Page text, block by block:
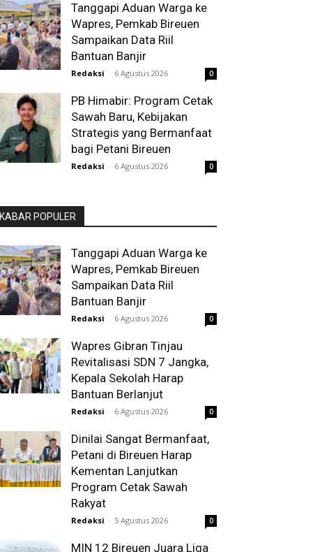
Tanggapi Aduan Warga ke
Wapres, Pemkab Bireuen
Sampaikan Data Riil
Bantuan Banjir
Redaksi - 6 Agustus 2026 0
PB Himabir: Program Cetak
Sawah Baru, Kebijakan
Strategis yang Bermanfaat
bagi Petani Bireuen
Redaksi - 6 Agustus 2026 0
KABAR POPULER
Tanggapi Aduan Warga ke
Wapres, Pemkab Bireuen
Sampaikan Data Riil
Bantuan Banjir
Redaksi - 6 Agustus 2026 0
Wapres Gibran Tinjau
Revitalisasi SDN 7 Jangka,
Kepala Sekolah Harap
Bantuan Berlanjut
Redaksi - 6 Agustus 2026 0
Dinilai Sangat Bermanfaat,
Petani di Bireuen Harap
Kementan Lanjutkan
Program Cetak Sawah
Rakyat
Redaksi - 5 Agustus 2026 0
MIN 12 Bireuen Juara Liga